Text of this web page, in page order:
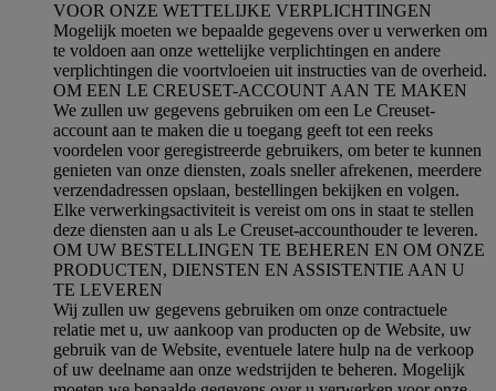
VOOR ONZE WETTELIJKE VERPLICHTINGEN
Mogelijk moeten we bepaalde gegevens over u verwerken om
te voldoen aan onze wettelijke verplichtingen en andere
verplichtingen die voortvloeien uit instructies van de overheid.
OM EEN LE CREUSET-ACCOUNT AAN TE MAKEN
We zullen uw gegevens gebruiken om een Le Creuset-
account aan te maken die u toegang geeft tot een reeks
voordelen voor geregistreerde gebruikers, om beter te kunnen
genieten van onze diensten, zoals sneller afrekenen, meerdere
verzendadressen opslaan, bestellingen bekijken en volgen.
Elke verwerkingsactiviteit is vereist om ons in staat te stellen
deze diensten aan u als Le Creuset-accounthouder te leveren.
OM UW BESTELLINGEN TE BEHEREN EN OM ONZE
PRODUCTEN, DIENSTEN EN ASSISTENTIE AAN U
TE LEVEREN
Wij zullen uw gegevens gebruiken om onze contractuele
relatie met u, uw aankoop van producten op de Website, uw
gebruik van de Website, eventuele latere hulp na de verkoop
of uw deelname aan onze wedstrijden te beheren. Mogelijk